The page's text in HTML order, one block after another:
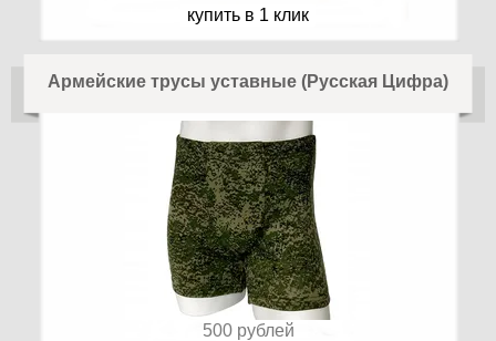
купить в 1 клик
Армейские трусы уставные (Русская Цифра)
500 рублей